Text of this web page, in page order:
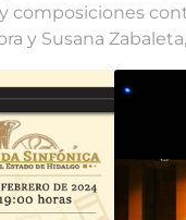
composiciones
y Susana